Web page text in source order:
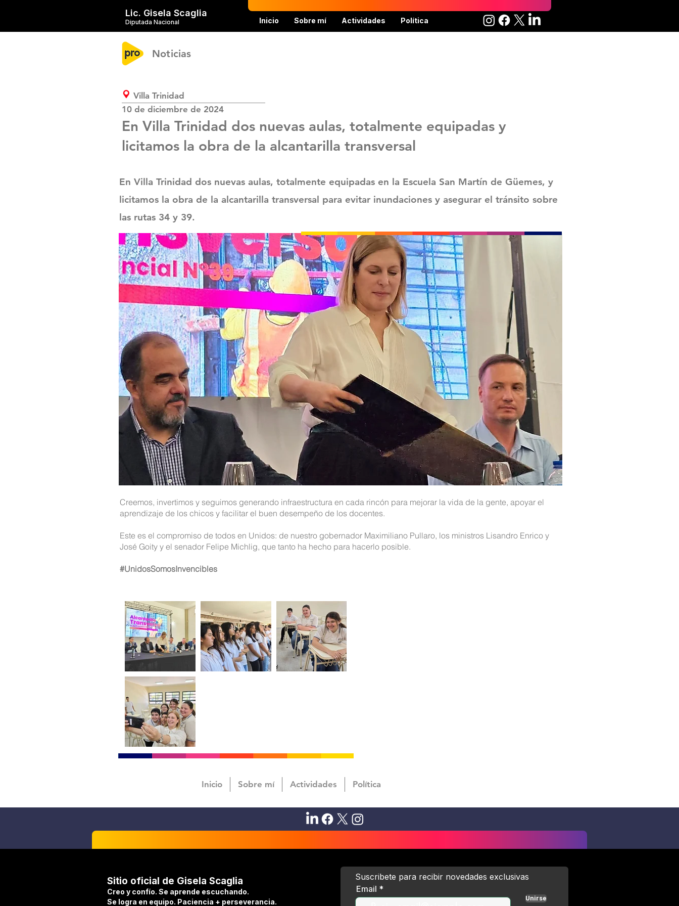
Diputada Nacional
Lic. Gisela Scaglia
Inicio Sobre mí Actividades Política
Noticias
Villa Trinidad
10 de diciembre de 2024
En Villa Trinidad dos nuevas aulas, totalmente equipadas y
licitamos la obra de la alcantarilla transversal
En Villa Trinidad dos nuevas aulas, totalmente equipadas en la Escuela San Martín de Güemes, y
licitamos la obra de la alcantarilla transversal para evitar inundaciones y asegurar el tránsito sobre
las rutas 34 y 39.
Creemos, invertimos y seguimos generando infraestructura en cada rincón para mejorar la vida de la gente, apoyar el
aprendizaje de los chicos y facilitar el buen desempeño de los docentes.
Este es el compromiso de todos en Unidos: de nuestro gobernador Maximiliano Pullaro, los ministros Lisandro Enrico y
José Goity y el senador Felipe Michlig, que tanto ha hecho para hacerlo posible.
#UnidosSomosInvencibles
Inicio Sobre mí Actividades Política
Sitio oficial de Gisela Scaglia
Creo y confío. Se aprende escuchando.
Se logra en equipo. Paciencia + perseverancia.
Suscribete para recibir novedades exclusivas
Email
Unirse